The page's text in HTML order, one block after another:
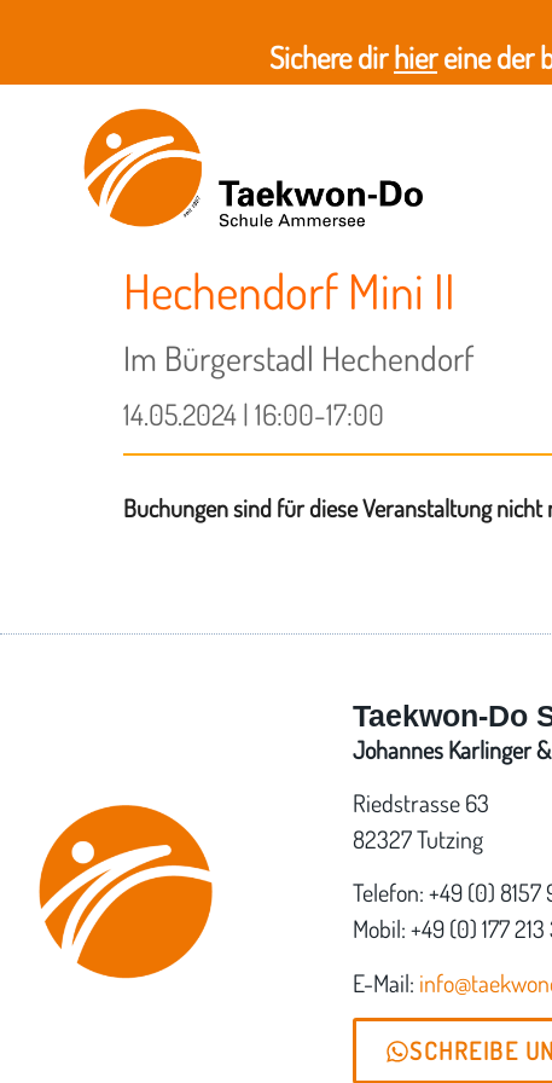
Sichere dirhiereine der
Hechendorf Mini II
Im Bürgerstadl Hechendorf
14.05.2024 | 16:00-17:00
Buchungen sind für diese Veranstaltung nicht
Taekwon-Do
Johannes Karlinger
Riedstrasse 63
82327 Tutzing
Telefon: +49 (0)
Mobil: +49 (0) 177
E-Mail:
SCHREIBE